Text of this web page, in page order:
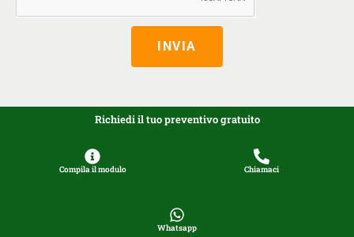
INVIA
Richiedi il tuo preventivo gratuito
Compila il modulo Chiamaci
Whatsapp